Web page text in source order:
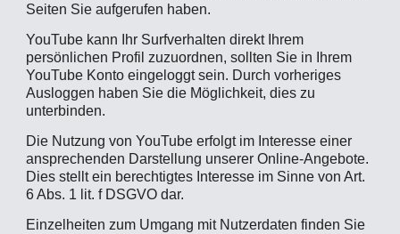
Seiten Sie aufgerufen haben.
YouTube kann Ihr Surfverhalten direkt Ihrem
persönlichen Profil zuzuordnen, sollten Sie in Ihrem
YouTube Konto eingeloggt sein. Durch vorheriges
Ausloggen haben Sie die Möglichkeit, dies zu
unterbinden.
Die Nutzung von YouTube erfolgt im Interesse einer
ansprechenden Darstellung unserer Online-Angebote.
Dies stellt ein berechtigtes Interesse im Sinne von Art.
6 Abs. 1 lit. f DSGVO dar.
Einzelheiten zum Umgang mit Nutzerdaten finden Sie